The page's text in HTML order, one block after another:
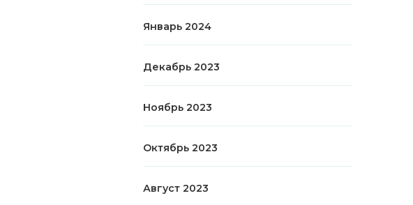
Январь 2024
Декабрь 2023
Ноябрь 2023
Октябрь 2023
Август 2023